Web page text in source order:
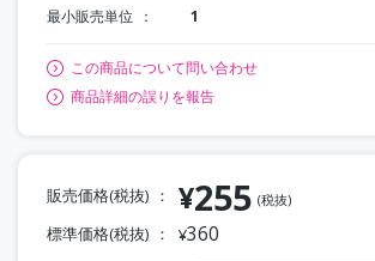
最小販売単位 1
この商品について問い合わせ
商品詳細の誤りを報告
販売価格(税抜) ¥255 (税抜)
標準価格(税抜) ¥360